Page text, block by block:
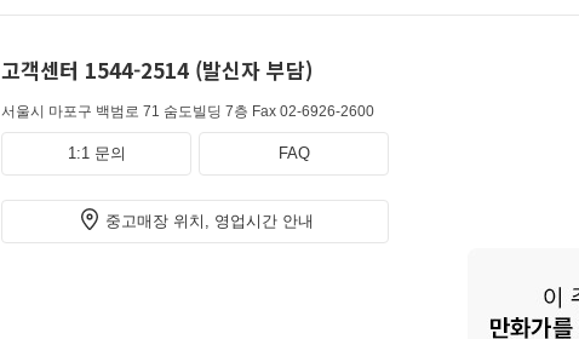
고객센터 1544-2514 (발신자 부담)
서울시 마포구 백범로 71 숨도빌딩 7층 Fax 02-6926-2600
1:1 문의 FAQ
중고매장 위치, 영업시간 안내